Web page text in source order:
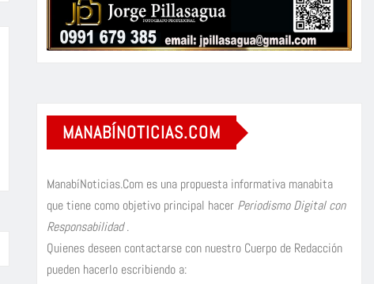
MANABÍNOTICIAS.COM
ManabíNoticias.Com es una propuesta informativa manabita
que tiene como objetivo principal hacer Periodismo Digital con
Responsabilidad.
Quienes deseen contactarse con nuestro Cuerpo de Redacción
pueden hacerlo escribiendo a: